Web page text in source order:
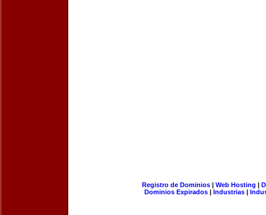
Registro de Dominios| Web Hosting |
Dominios Expirados | Industrias |